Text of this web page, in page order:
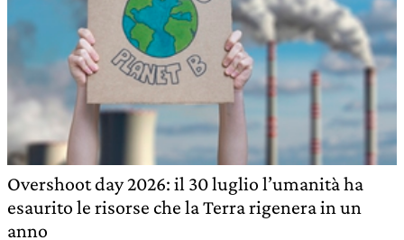
Overshoot day 2026: il 30 luglio l’umanità ha
esaurito le risorse che la Terra rigenera in un
anno